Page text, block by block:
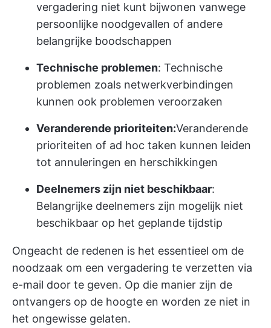
vergadering niet kunt bijwonen vanwege
persoonlijke noodgevallen of andere
belangrijke boodschappen
Technische problemen: Technische
problemen zoals netwerkverbindingen
kunnen ook problemen veroorzaken
Veranderende prioriteiten:Veranderende
prioriteiten of ad hoc taken kunnen leiden
tot annuleringen en herschikkingen
Deelnemers zijn niet beschikbaar:
Belangrijke deelnemers zijn mogelijk niet
beschikbaar op het geplande tijdstip
Ongeacht de redenen is het essentieel om de
noodzaak om een vergadering te verzetten via
e-mail door te geven. Op die manier zijn de
ontvangers op de hoogte en worden ze niet in
het ongewisse gelaten.